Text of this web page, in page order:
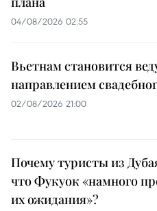
04/08/2026 02:55
Вьетнам становится
направлением
02/08/2026 21:00
Почему туристы из
что Фукуок «намного
их ожидания»?